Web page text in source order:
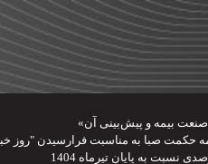
صنعت بیمه و پیش‌بینی آن»
حکمت صبا به مناسبت فرارسیدن "روز